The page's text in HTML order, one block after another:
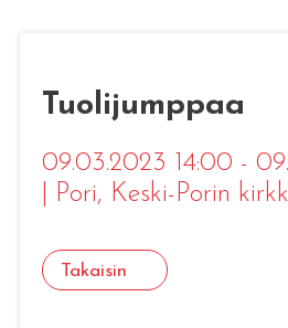
Tuolijumppaa
09.03.2023 14:00 -
Pori, Keski-Porin
Takaisin